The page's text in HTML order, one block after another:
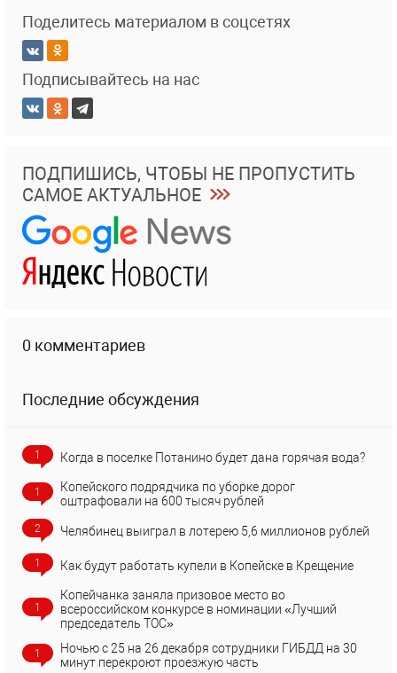
Поделитесь материалом в соцсетях
Подписывайтесь на нас
ПОДПИШИСЬ, ЧТОБЫ НЕ ПРОПУСТИТЬ
САМОЕ АКТУАЛЬНОЕ
0 комментариев
Последние обсуждения
1 Когда в поселке Потанино будет дана горячая вода?
1
Копейского подрядчика по уборке дорог
оштрафовали на 600 тысяч рублей
2 Челябинец выиграл в лотерею 5,6 миллионов рублей
1 Как будут работать купели в Копейске в Крещение
1
Копейчанка заняла призовое место во
всероссийском конкурсе в номинации «Лучший
председатель ТОС»
1
Ночью с 25 на 26 декабря сотрудники ГИБДД на 30
минут перекроют проезжую часть